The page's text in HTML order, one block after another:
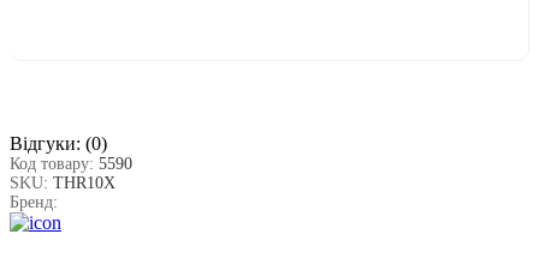
Відгуки: (0)
Код товару: 5590
SKU: THR10X
Бренд: